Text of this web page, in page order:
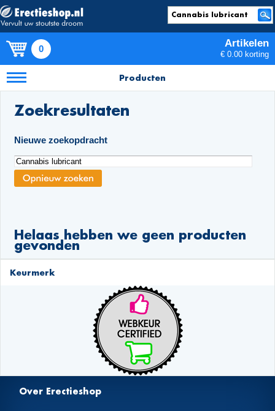
0 Artikelen
€ 0.00 korting
Producten
Zoekresultaten
Nieuwe zoekopdracht
Helaas hebben we geen producten
gevonden
Keurmerk
Over Erectieshop